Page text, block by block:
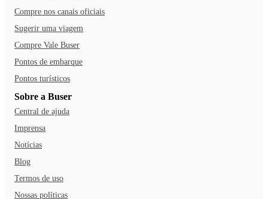
Compre nos canais oficiais
Sugerir uma viagem
Compre Vale Buser
Pontos de embarque
Pontos turísticos
Sobre a Buser
Central de ajuda
Imprensa
Notícias
Blog
Termos de uso
Nossas políticas